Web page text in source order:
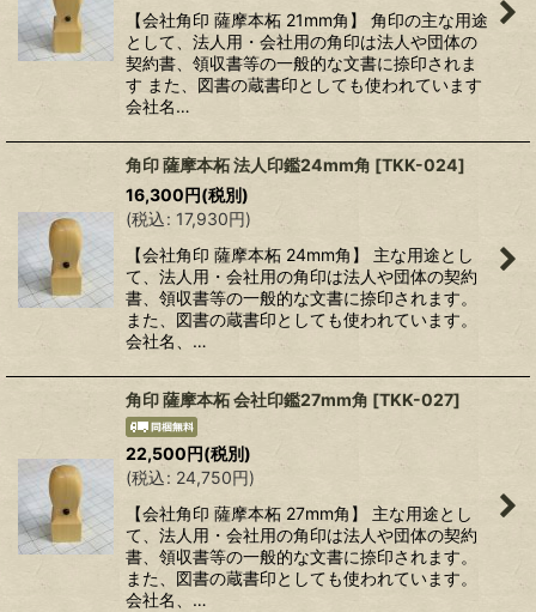
【会社角印 薩摩本柘 21mm角】 角印の主な用途
として、法人用・会社用の角印は法人や団体の
契約書、領収書等の一般的な文書に捺印されま
す また、図書の蔵書印としても使われています
会社名…
角印 薩摩本柘 法人印鑑24mm角 [TKK-024]
16,300円(税別)
(税込: 17,930円)
【会社角印 薩摩本柘 24mm角】 主な用途とし
て、法人用・会社用の角印は法人や団体の契約
書、領収書等の一般的な文書に捺印されます。
また、図書の蔵書印としても使われています。
会社名、…
角印 薩摩本柘 会社印鑑27mm角 [TKK-027]
22,500円(税別)
(税込: 24,750円)
【会社角印 薩摩本柘 27mm角】 主な用途とし
て、法人用・会社用の角印は法人や団体の契約
書、領収書等の一般的な文書に捺印されます。
また、図書の蔵書印としても使われています。
会社名、…